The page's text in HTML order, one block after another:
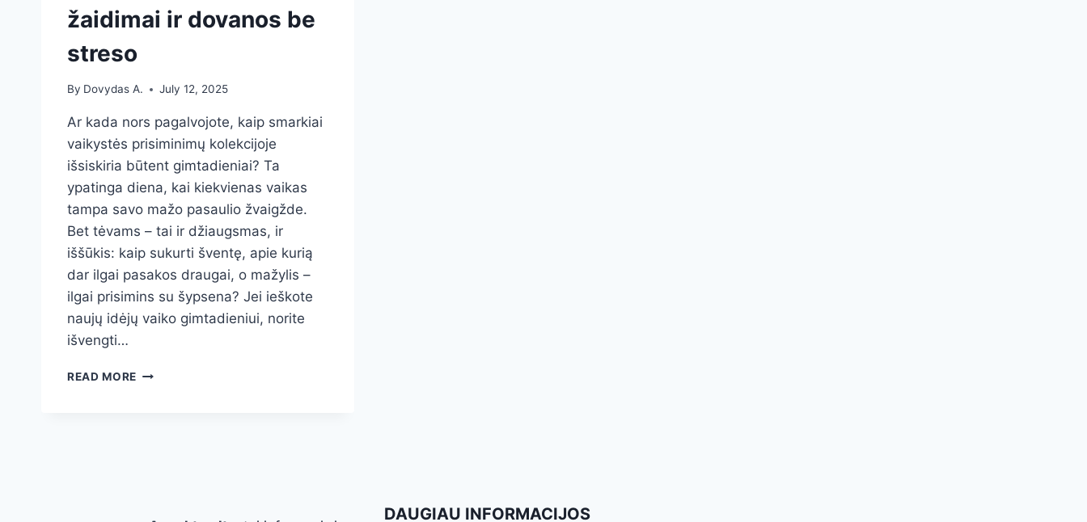
žaidimai ir dovanos be
streso
By Dovydas A. July 12, 2025
Ar kada nors pagalvojote, kaip smarkiai
vaikystės prisiminimų kolekcijoje
išsiskiria būtent gimtadieniai? Ta
ypatinga diena, kai kiekvienas vaikas
tampa savo mažo pasaulio žvaigžde.
Bet tėvams – tai ir džiaugsmas, ir
iššūkis: kaip sukurti šventę, apie kurią
dar ilgai pasakos draugai, o mažylis –
ilgai prisimins su šypsena? Jei ieškote
naujų idėjų vaiko gimtadieniui, norite
išvengti…
READ MORE NEPAMIRŠTAMOS
DAUGIAU INFORMACIJOS